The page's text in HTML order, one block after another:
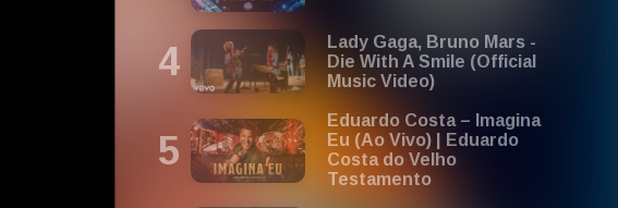
Lady Gaga, Bruno Mars -
Die With A Smile (Official
Music Video)
Eduardo Costa – Imagina
Eu (Ao Vivo) | Eduardo
Costa do Velho
Testamento